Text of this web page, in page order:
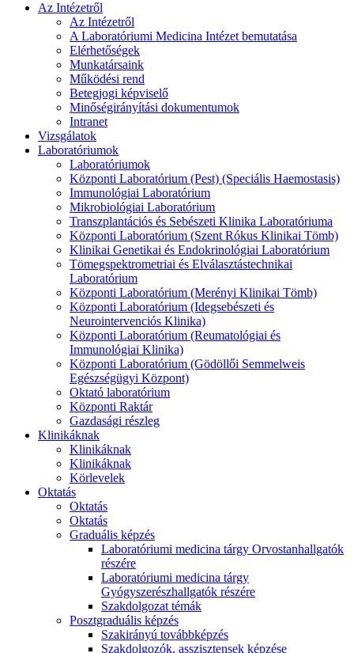
Az Intézetről
Az Intézetről
A Laboratóriumi Medicina Intézet bemutatása
Elérhetőségek
Munkatársaink
Működési rend
Betegjogi képviselő
Minőségirányítási dokumentumok
Intranet
Vizsgálatok
Laboratóriumok
Laboratóriumok
Központi Laboratórium (Pest) (Speciális Haemostasis)
Immunológiai Laboratórium
Mikrobiológiai Laboratórium
Transzplantációs és Sebészeti Klinika Laboratóriuma
Központi Laboratórium (Szent Rókus Klinikai Tömb)
Klinikai Genetikai és Endokrinológiai Laboratórium
Tömegspektrometriai és Elválasztástechnikai
Laboratórium
Központi Laboratórium (Merényi Klinikai Tömb)
Központi Laboratórium (Idegsebészeti és
Neurointervenciós Klinika)
Központi Laboratórium (Reumatológiai és
Immunológiai Klinika)
Központi Laboratórium (Gödöllői Semmelweis
Egészségügyi Központ)
Oktató laboratórium
Központi Raktár
Gazdasági részleg
Klinikáknak
Klinikáknak
Klinikáknak
Körlevelek
Oktatás
Oktatás
Oktatás
Graduális képzés
Laboratóriumi medicina tárgy Orvostanhallgatók
részére
Laboratóriumi medicina tárgy
Gyógyszerészhallgatók részére
Szakdolgozat témák
Posztgraduális képzés
Szakirányú továbbképzés
Szakdolgozók, asszisztensek képzése